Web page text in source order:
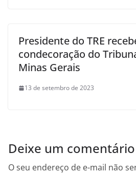
Presidente do TRE
condecoração do
Minas Gerais
13 de setembro de 2023
Deixe um comentário
O seu endereço de e-mail não